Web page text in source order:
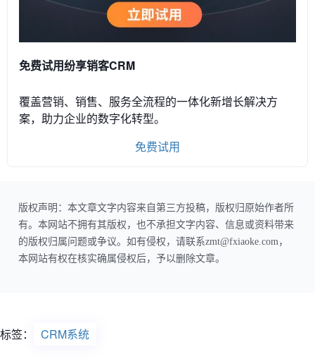
免费试用纷享销客CRM
覆盖营销、销售、服务全流程的一体化新增长解决方
案，助力企业的数字化转型。
免费试用
版权声明：本文章文字内容来自第三方投稿，版权归原始作者所
有。本网站不拥有其版权，也不承担文字内容、信息或资料带来
的版权归属问题或争议。如有侵权，请联系zmt@fxiaoke.com，
本网站有权在核实确属侵权后，予以删除文章。
标签： CRM系统